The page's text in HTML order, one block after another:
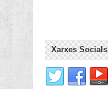
Xarxes Socials